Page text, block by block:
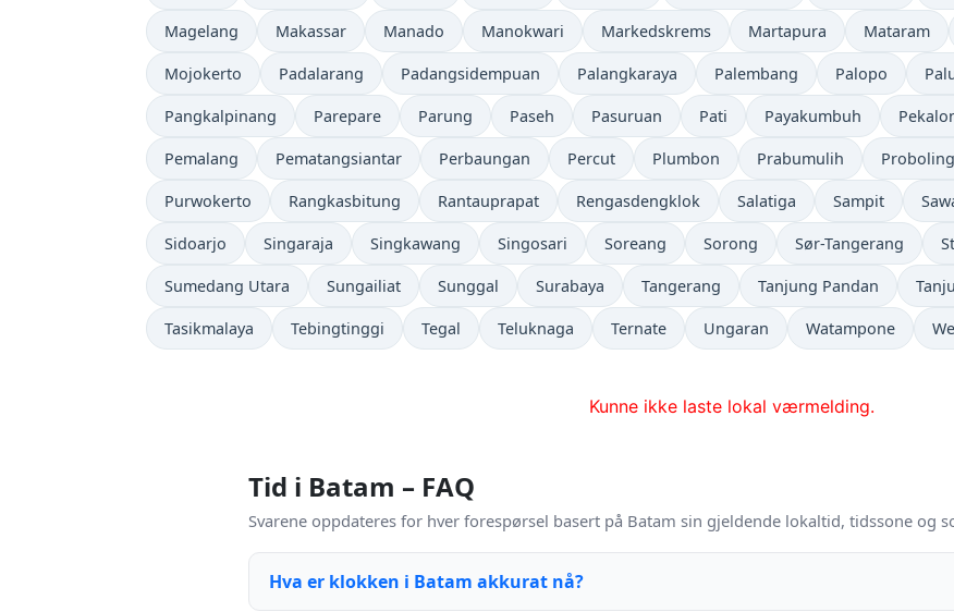
Magelang Makassar Manado Manokwari Markedskrems Martapura Mataram
Mojokerto Padalarang Padangsidempuan Palangkaraya Palembang Palopo
Pangkalpinang Parepare Parung Paseh Pasuruan Pati Payakumbuh
Pemalang Pematangsiantar Perbaungan Percut Plumbon Prabumulih
Purwokerto Rangkasbitung Rantauprapat Rengasdengklok Salatiga Sampit
Sidoarjo Singaraja Singkawang Singosari Soreang Sorong Sør-Tangerang
Sumedang Utara Sungailiat Sunggal Surabaya Tangerang Tanjung Pandan
Tasikmalaya Tebingtinggi Tegal Teluknaga Ternate Ungaran Watampone
Kunne ikke laste lokal værmelding.
Tid i Batam – FAQ
Svarene oppdateres for hver forespørsel basert på Batam sin gjeldende lokaltid, tidssone og
Hva er klokken i Batam akkurat nå?